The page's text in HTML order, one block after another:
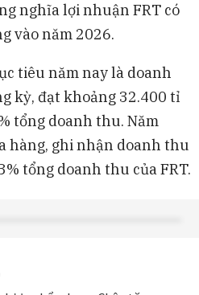
nghĩa lợi nhuận FRT có
vào năm 2026.
tiêu năm nay là doanh
kỳ, đạt khoảng 32.400 tỉ
tổng doanh thu. Năm
hàng, ghi nhận doanh thu
tổng doanh thu của FRT.